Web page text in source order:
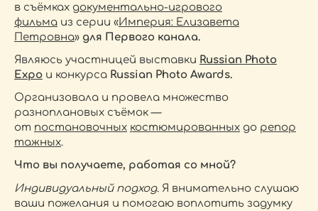
в съёмках документально-игрового
фильма из серии «Империя: Елизавета
Петровна» для Первого канала.
Являюсь участницей выставки Russian Photo
Expo и конкурса Russian Photo Awards.
Организовала и провела множество
разноплановых съёмок —
от постановочных костюмированных до репор
тажных.
Что вы получаете, работая со мной?
Индивидуальный подход. Я внимательно слушаю
ваши пожелания и помогаю воплотить задумку